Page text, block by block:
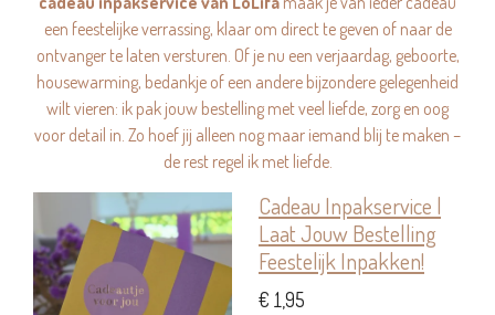
een feestelijke verrassing, klaar om direct te geven of naar de
ontvanger te laten versturen. Of je nu een verjaardag, geboorte,
housewarming, bedankje of een andere bijzondere gelegenheid
wilt vieren: ik pak jouw bestelling met veel liefde, zorg en oog
voor detail in. Zo hoef jij alleen nog maar iemand blij te maken –
de rest regel ik met liefde.
Cadeau Inpakservice |
Laat Jouw Bestelling
Feestelijk Inpakken!
€ 1,95